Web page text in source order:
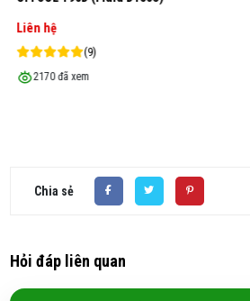
Liên hệ
(9)
2170 đã xem
Chia sẻ
Hỏi đáp liên quan